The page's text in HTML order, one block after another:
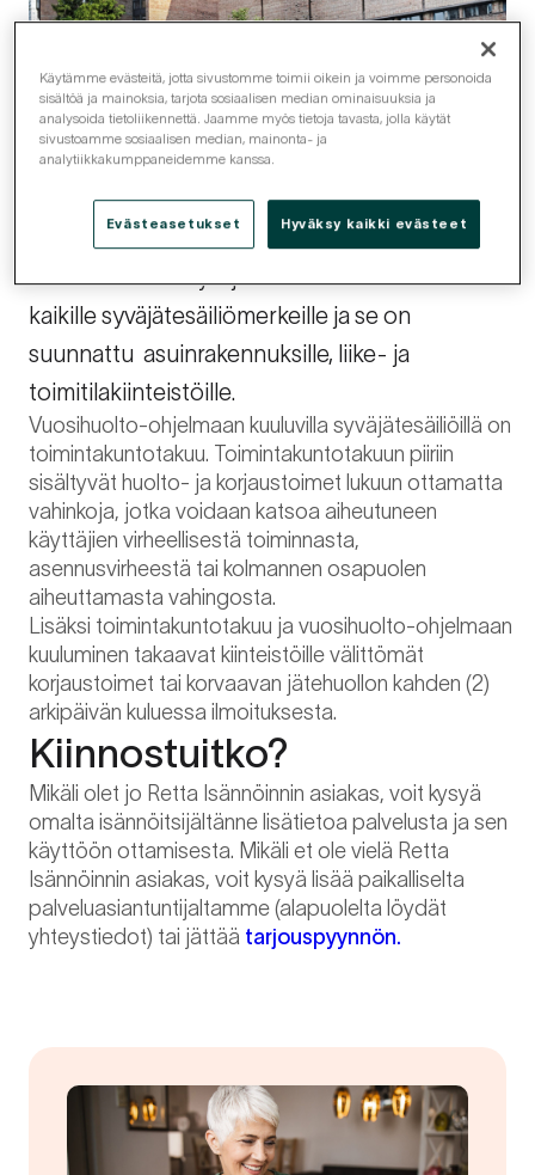
Palvelu sisältää syväjätesäiliöiden huollon
kaikille syväjätesäiliömerkeille ja se on
suunnattu asuinrakennuksille, liike- ja
toimitilakiinteistöille.
Vuosihuolto-ohjelmaan kuuluvilla syväjätesäiliöillä on
toimintakuntotakuu. Toimintakuntotakuun piiriin
sisältyvät huolto- ja korjaustoimet lukuun ottamatta
vahinkoja, jotka voidaan katsoa aiheutuneen
käyttäjien virheellisestä toiminnasta,
asennusvirheestä tai kolmannen osapuolen
aiheuttamasta vahingosta.
Lisäksi toimintakuntotakuu ja vuosihuolto-ohjelmaan
kuuluminen takaavat kiinteistöille välittömät
korjaustoimet tai korvaavan jätehuollon kahden (2)
arkipäivän kuluessa ilmoituksesta.
Kiinnostuitko?
Mikäli olet jo Retta Isännöinnin asiakas, voit kysyä
omalta isännöitsijältänne lisätietoa palvelusta ja sen
käyttöön ottamisesta. Mikäli et ole vielä Retta
Isännöinnin asiakas, voit kysyä lisää paikalliselta
palveluasiantuntijaltamme (alapuolelta löydät
yhteystiedot) tai jättää tarjouspyynnön.
Käytämme evästeitä, jotta sivustomme toimii oikein ja voimme personoida
sisältöä ja mainoksia, tarjota sosiaalisen median ominaisuuksia ja
analysoida tietoliikennettä. Jaamme myös tietoja tavasta, jolla käytät
sivustoamme sosiaalisen median, mainonta- ja
analytiikkakumppaneidemme kanssa.
Evästeasetukset Hyväksy kaikki evästeet